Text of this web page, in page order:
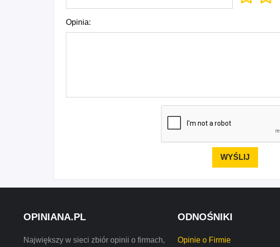
Opinia:
OPINIANA.PL
Największy w sieci zbiór opinii o firmach,
ODNOŚNIKI
Opinie o Firmie